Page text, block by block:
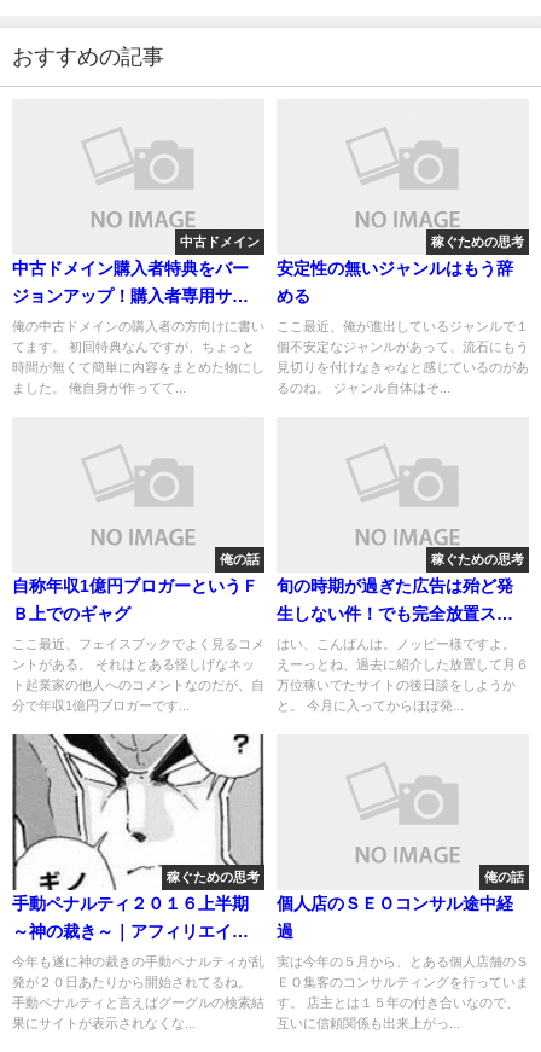
おすすめの記事
中古ドメイン
中古ドメイン購入者特典をバー
ジョンアップ！購入者専用サイ
ト作ります
俺の中古ドメインの購入者の方向けに書い
てます。 初回特典なんですが、ちょっと
時間が無くて簡単に内容をまとめた物にし
ました。 俺自身が作ってて...
稼ぐための思考
安定性の無いジャンルはもう辞
める
ここ最近、俺が進出しているジャンルで１
個不安定なジャンルがあって、流石にもう
見切りを付けなきゃなと感じているのがあ
るのね。 ジャンル自体はそ...
俺の話
自称年収1億円ブロガーというＦ
Ｂ上でのギャグ
ここ最近、フェイスブックでよく見るコメ
ントがある。 それはとある怪しげなネッ
ト起業家の他人へのコメントなのだが、自
分で年収1億円ブロガーです...
稼ぐための思考
旬の時期が過ぎた広告は殆ど発
生しない件！でも完全放置スパ
ムサイトだからＯＫ
はい、こんばんは。ノッピー様ですよ。
えーっとね、過去に紹介した放置して月６
万位稼いでたサイトの後日談をしようか
と。 今月に入ってからほぼ発...
稼ぐための思考
手動ペナルティ２０１６上半期
～神の裁き～｜アフィリエイタ
ーはどうやって生き残るべき
か？
今年も遂に神の裁きの手動ペナルティが乱
発が２０日あたりから開始されてるね。
手動ペナルティと言えばグーグルの検索結
果にサイトが表示されなくな...
俺の話
個人店のＳＥＯコンサル途中経
過
実は今年の５月から、とある個人店舗のＳ
ＥＯ集客のコンサルティングを行っていま
す。 店主とは１５年の付き合いなので、
互いに信頼関係も出来上がっ...